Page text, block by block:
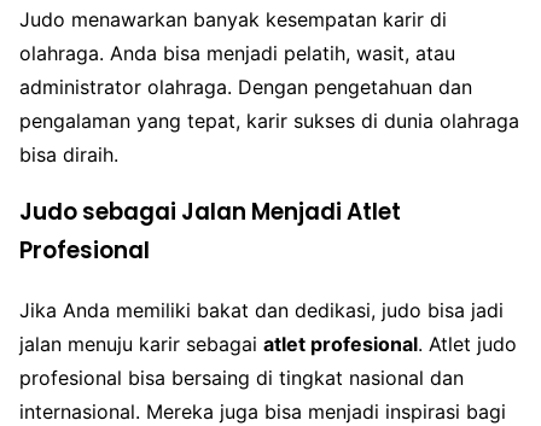
Judo menawarkan banyak kesempatan karir di
olahraga. Anda bisa menjadi pelatih, wasit, atau
administrator olahraga. Dengan pengetahuan dan
pengalaman yang tepat, karir sukses di dunia olahraga
bisa diraih.
Judo sebagai Jalan Menjadi Atlet
Profesional
Jika Anda memiliki bakat dan dedikasi, judo bisa jadi
jalan menuju karir sebagai atlet profesional. Atlet judo
profesional bisa bersaing di tingkat nasional dan
internasional. Mereka juga bisa menjadi inspirasi bagi